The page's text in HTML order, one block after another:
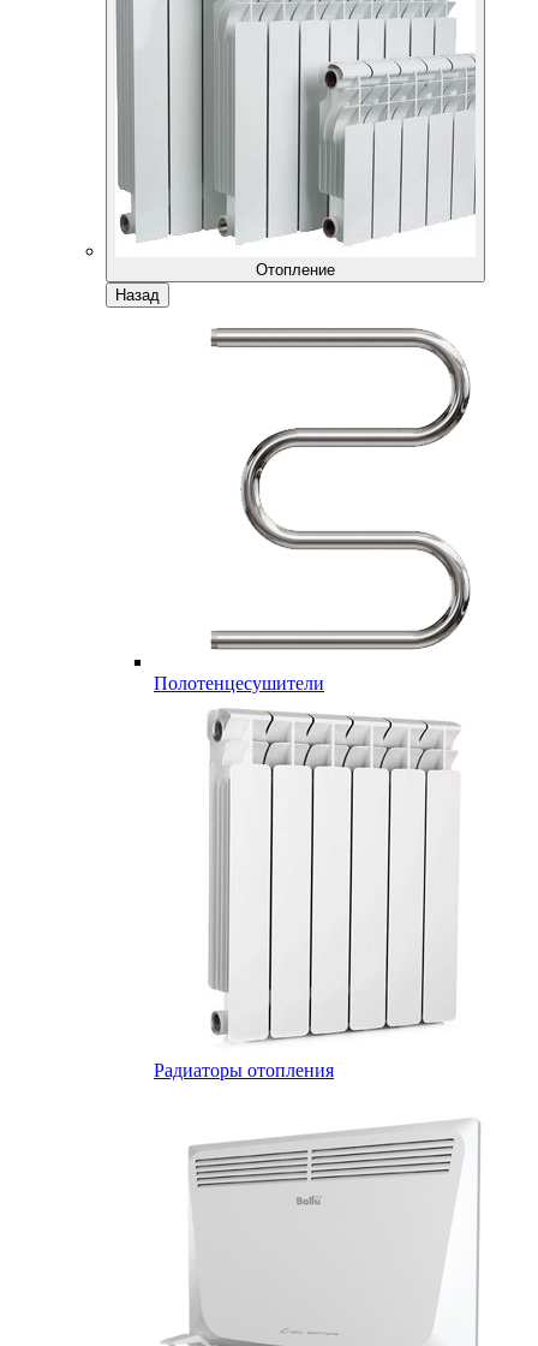
Отопление
Назад
Полотенцесушители
Радиаторы отопления